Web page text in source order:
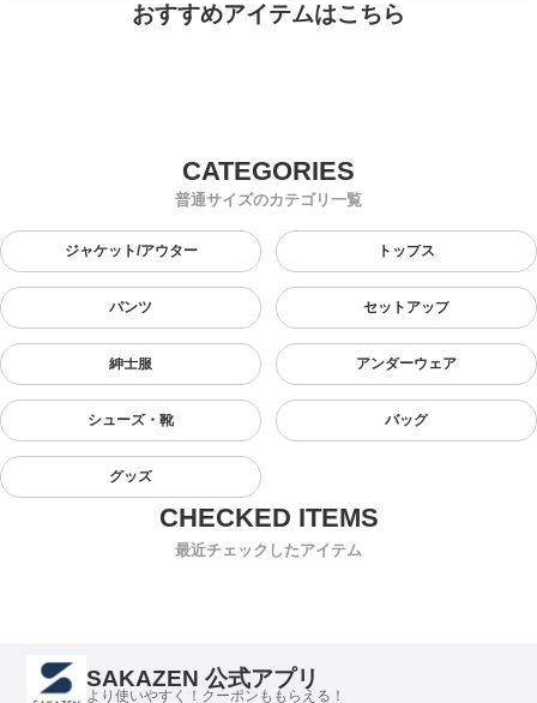
おすすめアイテムはこちら
普通サイズのカテゴリ一覧
ジャケット/アウター トップス
パンツ セットアップ
紳士服 アンダーウェア
シューズ・靴 バッグ
グッズ
最近チェックしたアイテム
SAKAZEN 公式アプリ
より使いやすく！クーポンももらえる！